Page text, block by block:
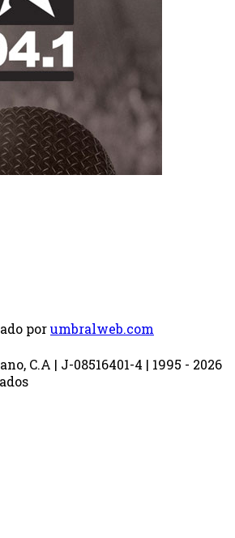
porumbralweb.com
C.A | J-08516401-4 | 1995 - 2026